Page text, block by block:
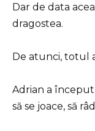
Dar de data
dragostea.
De atunci, totul
Adrian a început
să se joace, să